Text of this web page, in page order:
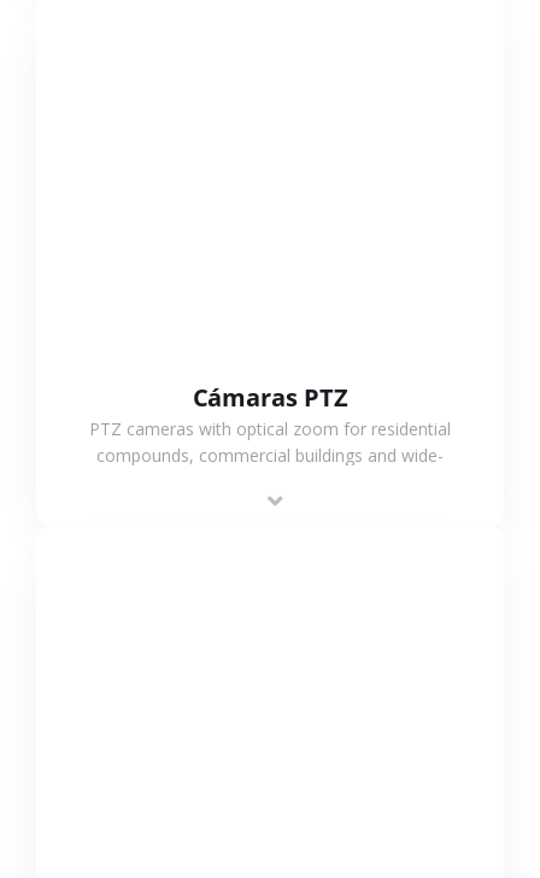
Cámaras PTZ
PTZ cameras with optical zoom for residential
compounds, commercial buildings and wide-
monitoring and flexible coverage.